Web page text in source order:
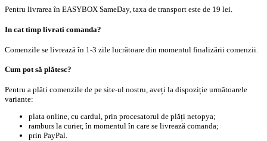
Pentru livrarea în EASYBOX SameDay, taxa de transport este de 19 lei.
In cat timp livrati comanda?
Comenzile se livrează în 1-3 zile lucrătoare din momentul finalizării comenzii.
Cum pot să plătesc?
Pentru a plăti comenzile de pe site-ul nostru, aveți la dispoziție următoarele
variante:
plata online, cu cardul, prin procesatorul de plăți netopya;
ramburs la curier, în momentul în care se livrează comanda;
prin PayPal.